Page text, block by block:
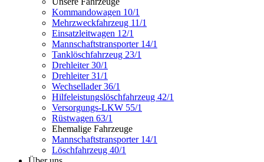
Kommandowagen 10/1
Mehrzweckfahrzeug 11/1
Einsatzleitwagen 12/1
Mannschaftstransporter 14/1
Tanklöschfahrzeug 23/1
Drehleiter 30/1
Drehleiter 31/1
Wechsellader 36/1
Hilfeleistungslöschfahrzeug 42/1
Versorgungs-LKW 55/1
Rüstwagen 63/1
Ehemalige Fahrzeuge
Mannschaftstransporter 14/1
Löschfahrzeug 40/1